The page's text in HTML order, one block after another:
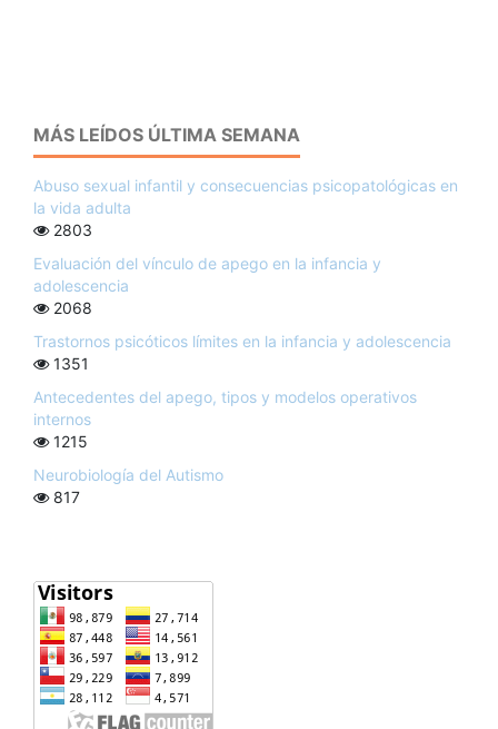
MÁS LEÍDOS ÚLTIMA SEMANA
Abuso sexual infantil y consecuencias psicopatológicas en
la vida adulta
2803
Evaluación del vínculo de apego en la infancia y
adolescencia
2068
Trastornos psicóticos límites en la infancia y adolescencia
1351
Antecedentes del apego, tipos y modelos operativos
internos
1215
Neurobiología del Autismo
817